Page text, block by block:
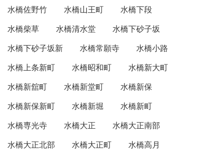
水橋佐野竹
水橋山王町
水橋下段
水橋柴草
水橋清水堂
水橋下砂子坂
水橋下砂子坂新
水橋常願寺
水橋小路
水橋上条新町
水橋昭和町
水橋新大町
水橋新舘町
水橋新堂町
水橋新保
水橋新保新町
水橋新堀
水橋新町
水橋専光寺
水橋大正
水橋大正南部
水橋大正北部
水橋大正町
水橋高月